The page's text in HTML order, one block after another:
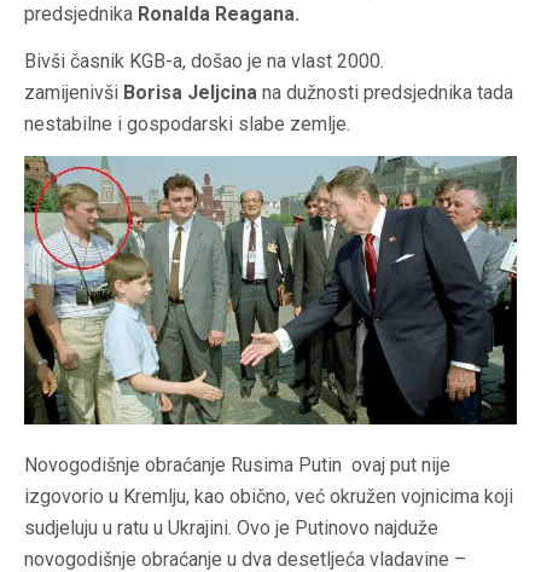
predsjednika Ronalda Reagana.
Bivši časnik KGB-a, došao je na vlast 2000.
zamijenivši Borisa Jeljcina na dužnosti predsjednika tada
nestabilne i gospodarski slabe zemlje.
Novogodišnje obraćanje Rusima Putin ovaj put nije
izgovorio u Kremlju, kao obično, već okružen vojnicima koji
sudjeluju u ratu u Ukrajini. Ovo je Putinovo najduže
novogodišnje obraćanje u dva desetljeća vladavine –